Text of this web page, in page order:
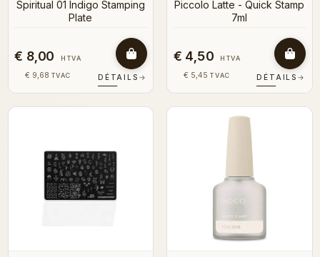
Spiritual 01 Indigo Stamping
Plate
€ 8,00 HTVA
€ 9,68 TVAC DÉTAILS →
Piccolo Latte - Quick Stamp
7ml
€ 4,50 HTVA
€ 5,45 TVAC DÉTAILS →